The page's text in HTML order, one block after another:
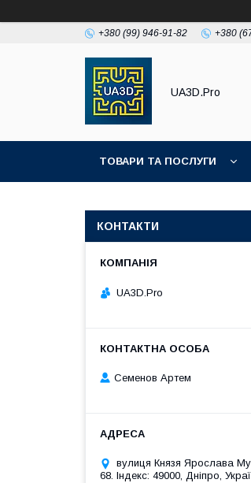
+380 (99) 946-91-82 +380
UA3D.Pro
ТОВАРИ ТА ПОСЛУГИ
КОНТАКТИ
UA3D.Pro
Семенов Артем
вулиця Князя Ярослава
68. Індекс: 49000, Дніпро,